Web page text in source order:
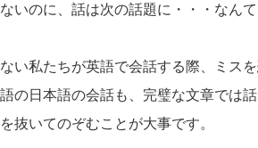
いのに、話は次の話題に・・・なんて
い私たちが英語で会話する際、ミス
の日本語の会話も、完璧な文章では
抜いてのぞむことが大事です。